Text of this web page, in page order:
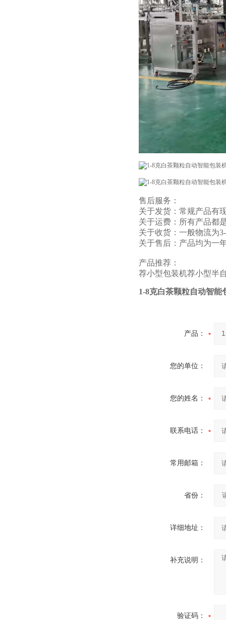
售后服务：
关于发货：常规产品有
关于运费：所有产品都
关于收货：一般物流为
关于售后：产品均为一
产品推荐：
荐小型包装机荐小型半
1-8克白茶颗粒自动智能
产品：
您的单位：
您的姓名：
联系电话：
常用邮箱：
省份：
详细地址：
补充说明：
验证码：